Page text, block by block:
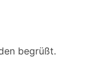
begrüßt.